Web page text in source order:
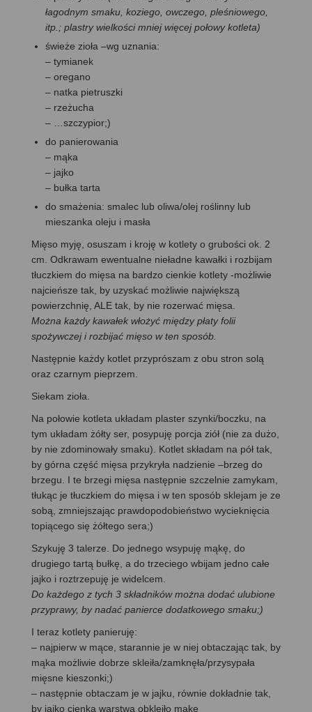
łagodnym smaku, koziego, owczego, pleśniowego,
itp.; plastry wielkości mniej więcej połowy kotleta)
świeże zioła –wg uznania:
– tymianek
– oregano
– natka pietruszki
– rzeżucha
– …szczypior;)
do panierowania
– mąka
– jajko
– bułka tarta
do smażenia: smalec lub oliwa/olej roślinny lub
mieszanka oleju i masła
Mięso myję, osuszam i kroję w kotlety o grubości ok. 2
cm. Odkrawam ewentualne nieładne kawałki i rozbijam
tłuczkiem do mięsa na bardzo cienkie kotlety -możliwie
najcieńsze tak, by uzyskać możliwie największą
powierzchnię, ALE tak, by nie rozerwać mięsa.
Można każdy kawałek włożyć między płaty folii
spożywczej i rozbijać mięso w ten sposób.
Następnie każdy kotlet przyprószam z obu stron solą
oraz czarnym pieprzem.
Siekam zioła.
Na połowie kotleta układam plaster szynki/boczku, na
tym układam żółty ser, posypuję porcja ziół (nie za dużo,
by nie zdominowały smaku). Kotlet składam na pół tak,
by górna część mięsa przykryła nadzienie –brzeg do
brzegu. I te brzegi mięsa następnie szczelnie zamykam,
tłukąc je tłuczkiem do mięsa i w ten sposób sklejam je ze
sobą, zmniejszając prawdopodobieństwo wycieknięcia
topiącego się żółtego sera;)
Szykuję 3 talerze. Do jednego wsypuję mąkę, do
drugiego tartą bułkę, a do trzeciego wbijam jedno całe
jajko i roztrzepuję je widelcem.
Do każdego z tych 3 składników można dodać ulubione
przyprawy, by nadać panierce dodatkowego smaku;)
I teraz kotlety panieruję:
– najpierw w mące, starannie je w niej obtaczając tak, by
mąka możliwie dobrze skleiła/zamknęła/przysypała
mięsne kieszonki;)
– następnie obtaczam je w jajku, równie dokładnie tak,
by jajko cienką warstwą obkleiło mąkę